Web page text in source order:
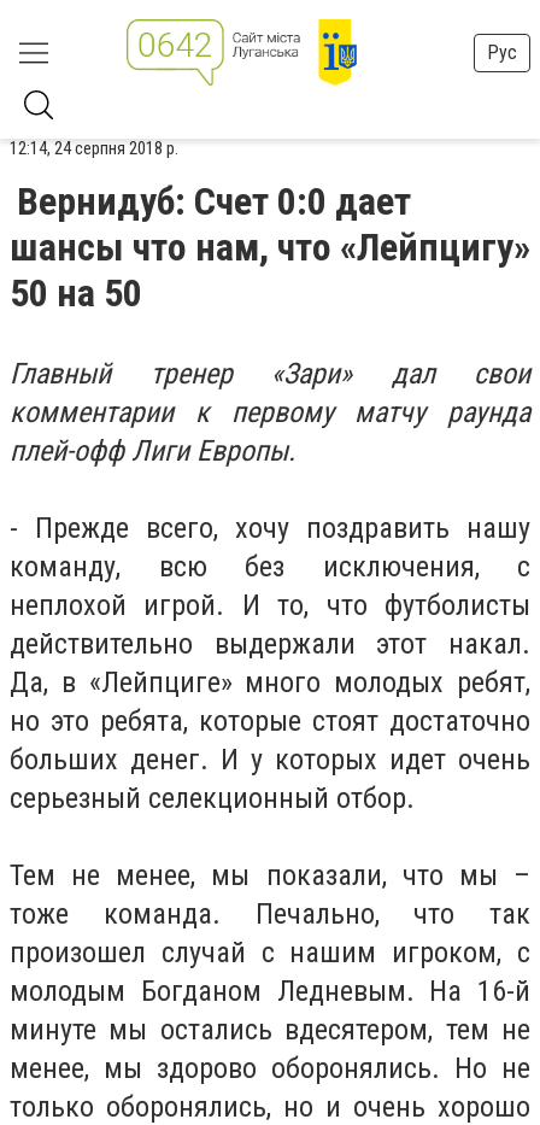
Рус
12:14, 24 серпня 2018 р.
Вернидуб: Счет 0:0 дает
шансы что нам, что «Лейпцигу»
50 на 50
Главный тренер «Зари» дал свои
комментарии к первому матчу раунда
плей-офф Лиги Европы.
- Прежде всего, хочу поздравить нашу
команду, всю без исключения, с
неплохой игрой. И то, что футболисты
действительно выдержали этот накал.
Да, в «Лейпциге» много молодых ребят,
но это ребята, которые стоят достаточно
больших денег. И у которых идет очень
серьезный селекционный отбор.
Тем не менее, мы показали, что мы –
тоже команда. Печально, что так
произошел случай с нашим игроком, с
молодым Богданом Ледневым. На 16-й
минуте мы остались вдесятером, тем не
менее, мы здорово оборонялись. Но не
только оборонялись, но и очень хорошо